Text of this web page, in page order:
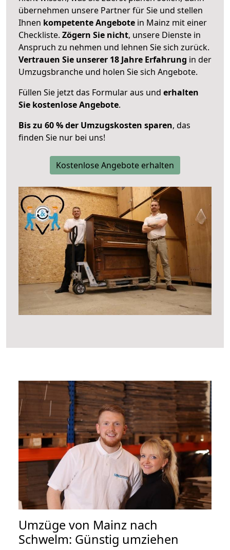
übernehmen unsere Partner für Sie und stellen
Ihnen kompetente Angebote in Mainz mit einer
Checkliste. Zögern Sie nicht, unsere Dienste in
Anspruch zu nehmen und lehnen Sie sich zurück.
Vertrauen Sie unserer 18 Jahre Erfahrung in der
Umzugsbranche und holen Sie sich Angebote.
Füllen Sie jetzt das Formular aus und erhalten
Sie kostenlose Angebote.
Bis zu 60 % der Umzugskosten sparen, das
finden Sie nur bei uns!
Kostenlose Angebote erhalten
Umzüge von Mainz nach
Schwelm: Günstig umziehen